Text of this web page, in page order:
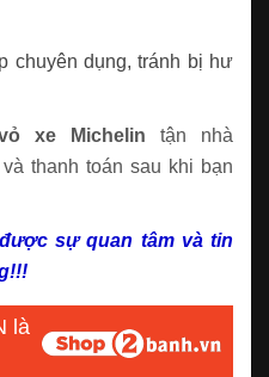
chuyên dụng, tránh bị hư
xe Michelin tận nhà
và thanh toán sau khi bạn
sự quan tâm và tin
là